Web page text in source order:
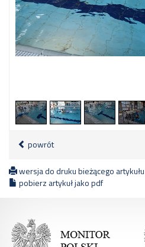
powrót
wersja do druku bieżącego artykułu
pobierz artykuł jako pdf